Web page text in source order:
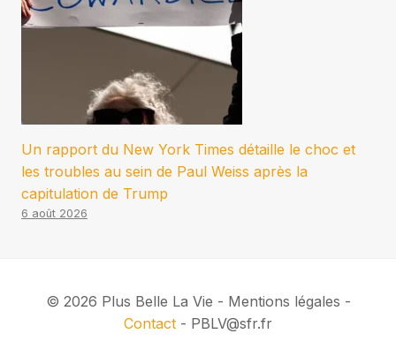
Un rapport du New York Times détaille le choc et
les troubles au sein de Paul Weiss après la
capitulation de Trump
6 août 2026
© 2026 Plus Belle La Vie - Mentions légales -
Contact - PBLV@sfr.fr